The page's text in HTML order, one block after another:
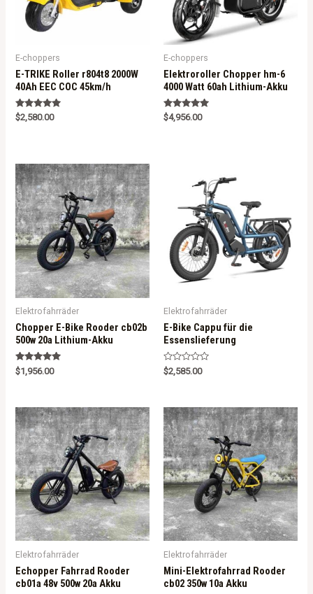
E-choppers
E-TRIKE Roller r804t8 2000W
40Ah EEC COC 45km/h
Rated
5.00
$2,580.00
E-choppers
Elektroroller Chopper hm-6
4000 Watt 60ah Lithium-Akku
Rated
5.00
$4,956.00
Elektrofahrräder
Chopper E-Bike Rooder cb02b
500w 20a Lithium-Akku
Rated
5.00
$1,956.00
Elektrofahrräder
E-Bike Cappu für die
Essenslieferung
R
a
0
o
u
t
o
f
5
$2,585.00
Elektrofahrräder
Echopper Fahrrad Rooder
cb01a 48v 500w 20a Akku
Elektrofahrräder
Mini-Elektrofahrrad Rooder
cb02 350w 10a Akku